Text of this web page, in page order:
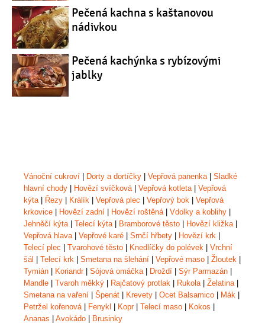
Pečená kachna s kaštanovou
nádivkou
Pečená kachýnka s rybízovými
jablky
Vánoční cukroví Dorty a dortíčky Vepřová panenka| Sladké
hlavní chody
Hovězí svíčková| Vepřová kotleta| Vepřová
kýta| Řezy Králík Vepřová plec Vepřový bok
Vepřová
krkovice
Hovězí zadní Hovězí roštěná| Vdolky a koblihy
Jehněčí kýta| Telecí kýta| Bramborové těsto Hovězí kližka|
Vepřová hlava| Vepřové karé Srnčí hřbety Hovězí krk
Telecí plec
Tvarohové těsto Knedlíčky do polévek
Vrchní
šál
Telecí krk Smetana na šlehání Vepřové maso Žloutek
Tymián
Koriandr| Sójová omáčka| Droždí Sýr Parmazán
Mandle
Tvaroh měkký Rajčatový protlak Rukola| Želatina|
Smetana na vaření
Špenát Krevety Ocet Balsamico Mák
Petržel kořenová| Fenykl Kopr| Telecí maso Kokos
Ananas
Avokádo Brusinky